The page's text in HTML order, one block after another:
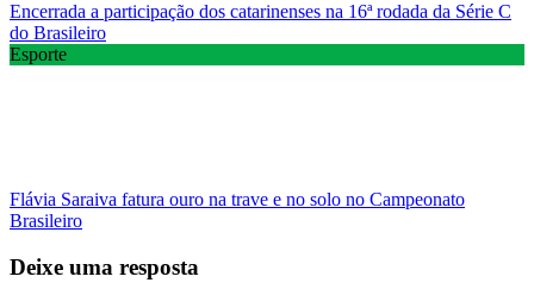
Encerrada a participação dos catarinenses na 16ª rodada da Série C
do Brasileiro
Esporte
Flávia Saraiva fatura ouro na trave e no solo no Campeonato
Brasileiro
Deixe uma resposta